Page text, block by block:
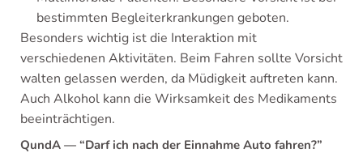
bestimmten Begleiterkrankungen geboten.
Besonders wichtig ist die Interaktion mit
verschiedenen Aktivitäten. Beim Fahren sollte Vorsicht
walten gelassen werden, da Müdigkeit auftreten kann.
Auch Alkohol kann die Wirksamkeit des Medikaments
beeinträchtigen.
QundA — “Darf ich nach der Einnahme Auto fahren?”